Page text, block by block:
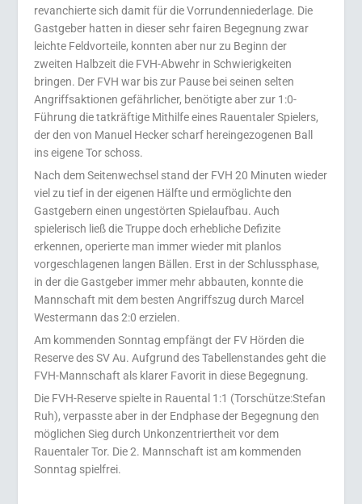
revanchierte sich damit für die Vorrundenniederlage. Die
Gastgeber hatten in dieser sehr fairen Begegnung zwar
leichte Feldvorteile, konnten aber nur zu Beginn der
zweiten Halbzeit die FVH-Abwehr in Schwierigkeiten
bringen. Der FVH war bis zur Pause bei seinen selten
Angriffsaktionen gefährlicher, benötigte aber zur 1:0-
Führung die tatkräftige Mithilfe eines Rauentaler Spielers,
der den von Manuel Hecker scharf hereingezogenen Ball
ins eigene Tor schoss.
Nach dem Seitenwechsel stand der FVH 20 Minuten wieder
viel zu tief in der eigenen Hälfte und ermöglichte den
Gastgebern einen ungestörten Spielaufbau. Auch
spielerisch ließ die Truppe doch erhebliche Defizite
erkennen, operierte man immer wieder mit planlos
vorgeschlagenen langen Bällen. Erst in der Schlussphase,
in der die Gastgeber immer mehr abbauten, konnte die
Mannschaft mit dem besten Angriffszug durch Marcel
Westermann das 2:0 erzielen.
Am kommenden Sonntag empfängt der FV Hörden die
Reserve des SV Au. Aufgrund des Tabellenstandes geht die
FVH-Mannschaft als klarer Favorit in diese Begegnung.
Die FVH-Reserve spielte in Rauental 1:1 (Torschütze:Stefan
Ruh), verpasste aber in der Endphase der Begegnung den
möglichen Sieg durch Unkonzentriertheit vor dem
Rauentaler Tor. Die 2. Mannschaft ist am kommenden
Sonntag spielfrei.